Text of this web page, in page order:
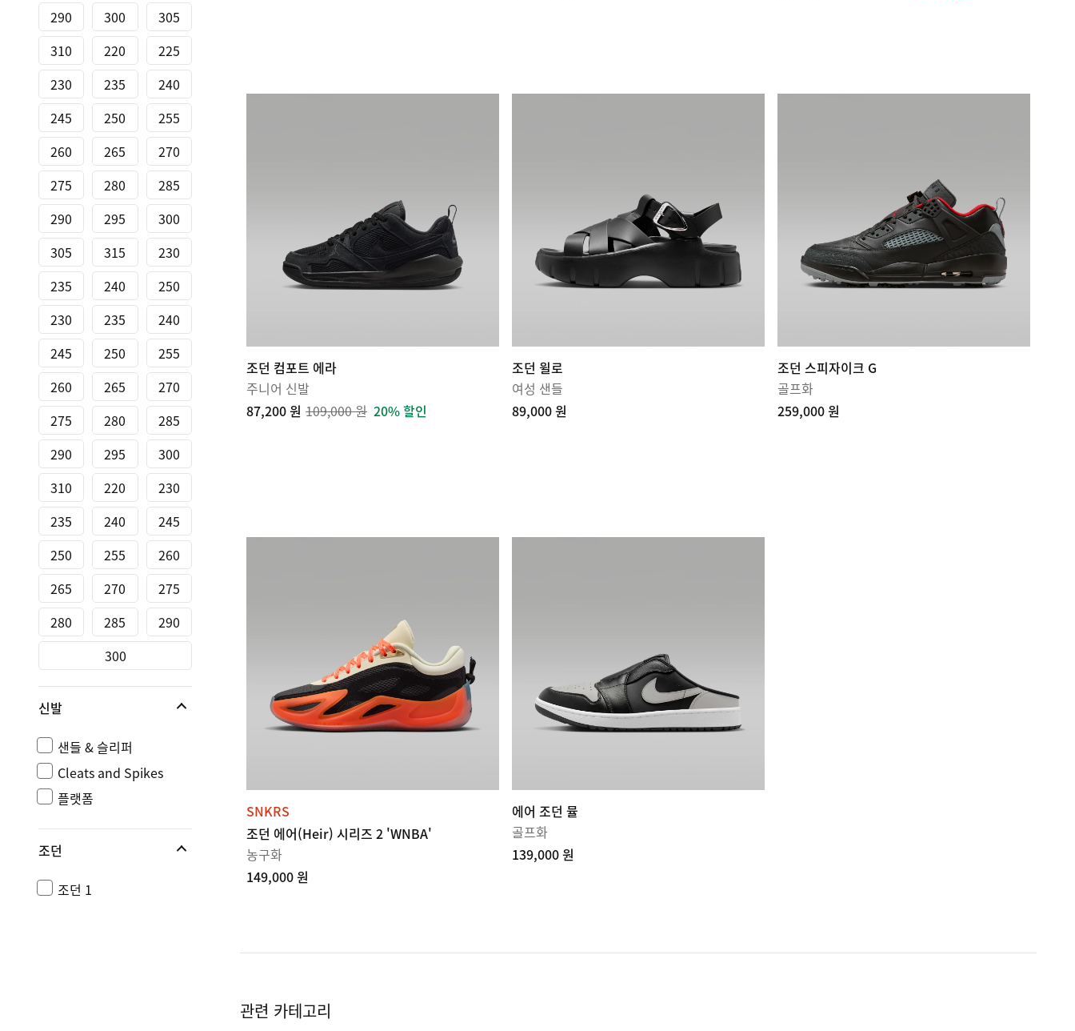
290
300
305
310
220
225
230
235
240
245
250
255
260
265
270
275
280
285
290
295
300
305
315
230
235
240
250
230
235
240
245
250
255
260
265
270
275
280
285
290
295
300
310
220
230
235
240
245
250
255
260
265
270
275
280
285
290
300
신발
샌들 & 슬리퍼
Cleats and Spikes
플랫폼
조던
조던 1
조던 컴포트 에라
주니어 신발
87,200 원 109,000 원 20% 할인
조던 윌로
여성 샌들
89,000 원
조던 스피자이크 G
골프화
259,000 원
SNKRS
조던 에어(Heir) 시리즈 2 'WNBA'
농구화
149,000 원
에어 조던 뮬
골프화
139,000 원
관련 카테고리